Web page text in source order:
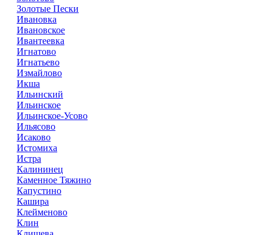
Золотые Пески
Ивановка
Ивановское
Ивантеевка
Игнатово
Игнатьево
Измайлово
Икша
Ильинский
Ильинское
Ильинское-Усово
Ильясово
Исаково
Истомиха
Истра
Калининец
Каменное Тяжино
Капустино
Кашира
Клейменово
Клин